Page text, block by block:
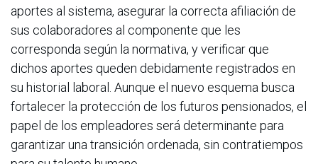
aportes al sistema, asegurar la correcta afiliación de
sus colaboradores al componente que les
corresponda según la normativa, y verificar que
dichos aportes queden debidamente registrados en
su historial laboral. Aunque el nuevo esquema busca
fortalecer la protección de los futuros pensionados, el
papel de los empleadores será determinante para
garantizar una transición ordenada, sin contratiempos